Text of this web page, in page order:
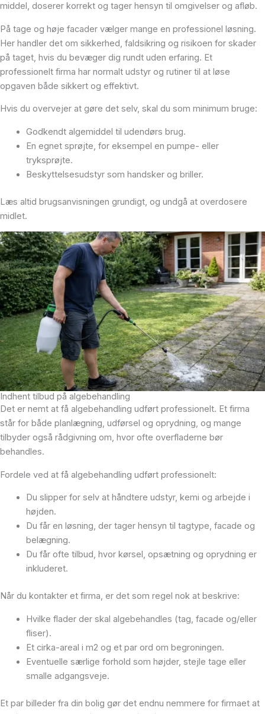
middel, doserer korrekt og tager hensyn til omgivelser og afløb.
På tage og høje facader vælger mange en professionel løsning.
Her handler det om sikkerhed, faldsikring og risikoen for skader
på taget, hvis du bevæger dig rundt uden erfaring. Et
professionelt firma har normalt udstyr og rutiner til at løse
opgaven både sikkert og effektivt.
Hvis du overvejer at gøre det selv, skal du som minimum bruge:
Godkendt algemiddel til udendørs brug.
En egnet sprøjte, for eksempel en pumpe- eller
tryksprøjte.
Beskyttelsesudstyr som handsker og briller.
Læs altid brugsanvisningen grundigt, og undgå at overdosere
midlet.
Indhent tilbud på algebehandling
Det er nemt at få algebehandling udført professionelt. Et firma
står for både planlægning, udførsel og oprydning, og mange
tilbyder også rådgivning om, hvor ofte overfladerne bør
behandles.
Fordele ved at få algebehandling udført professionelt:
Du slipper for selv at håndtere udstyr, kemi og arbejde i
højden.
Du får en løsning, der tager hensyn til tagtype, facade og
belægning.
Du får ofte tilbud, hvor kørsel, opsætning og oprydning er
inkluderet.
Når du kontakter et firma, er det som regel nok at beskrive:
Hvilke flader der skal algebehandles (tag, facade og/eller
fliser).
Et cirka-areal i m2 og et par ord om begroningen.
Eventuelle særlige forhold som højder, stejle tage eller
smalle adgangsveje.
Et par billeder fra din bolig gør det endnu nemmere for firmaet at